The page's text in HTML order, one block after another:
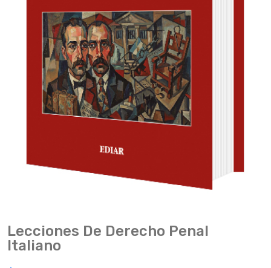
Lecciones De Derecho Penal
Italiano